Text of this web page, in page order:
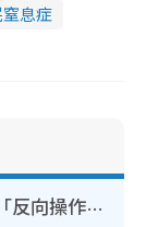
息症
WhatsApp預設貼圖點刪？揭1招「反向操作」還原簡潔介面 附3步實測教學